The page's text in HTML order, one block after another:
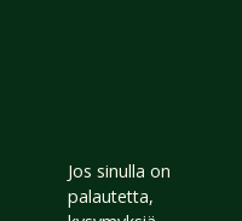
Jos sinulla on
palautetta,